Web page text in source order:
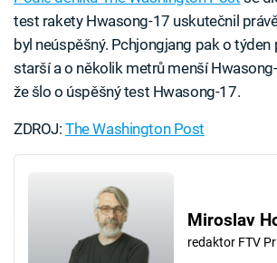
test rakety Hwasong-17 uskutečnil
byl neúspěšný. Pchjongjang pak o týden
starší a o několik metrů menší
že šlo o úspěšný test Hwasong-17.
ZDROJ:The Washington Post
Miroslav
redaktor FTV